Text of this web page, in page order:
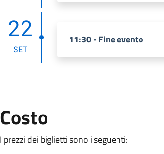
22
SET
11:30 - Fine evento
Costo
I prezzi dei biglietti sono i seguenti: